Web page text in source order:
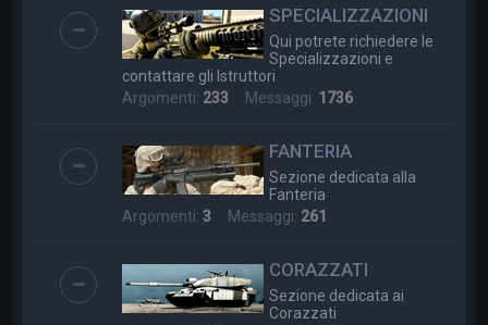
SPECIALIZZAZIONI
Qui potrete richiedere le
Specializzazioni e
contattare gli Istruttori
Argomenti: 233 Messaggi: 1736
FANTERIA
Sezione dedicata alla
Fanteria
Argomenti:3 Messaggi: 261
CORAZZATI
Sezione dedicata ai
Corazzati